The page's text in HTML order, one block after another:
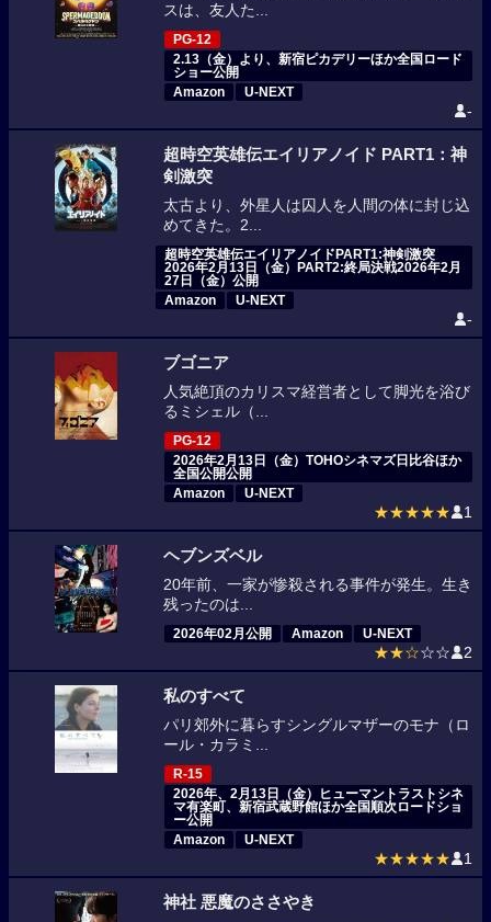
スは、友人た...
PG-12
2.13（金）より、新宿ピカデリーほか全国ロード
ショー公開
Amazon
U-NEXT
-
超時空英雄伝エイリアノイド PART1：神
剣激突
太古より、外星人は囚人を人間の体に封じ込
めてきた。2...
超時空英雄伝エイリアノイドPART1:神剣激突
2026年2月13日（金）PART2:終局決戦2026年2月
27日（金）公開
Amazon
U-NEXT
-
ブゴニア
人気絶頂のカリスマ経営者として脚光を浴び
るミシェル（...
PG-12
2026年2月13日（金）TOHOシネマズ日比谷ほか
全国公開公開
Amazon
U-NEXT
★★★★★ 1
ヘブンズベル
20年前、一家が惨殺される事件が発生。生き
残ったのは...
2026年02月公開 Amazon U-NEXT
★★☆☆☆ 2
私のすべて
パリ郊外に暮らすシングルマザーのモナ（ロ
ール・カラミ...
R-15
2026年、2月13日（金）ヒューマントラストシネ
マ有楽町、新宿武蔵野館ほか全国順次ロードショ
ー公開
Amazon
U-NEXT
★★★★★ 1
神社 悪魔のささやき